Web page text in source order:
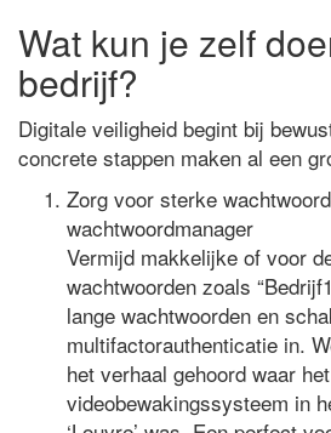
Wat kun je zelf
bedrijf?
Digitale veiligheid begint bij
concrete stappen maken al een
Zorg voor sterke
wachtwoordmanager
Vermijd makkelijke of voor
wachtwoorden zoals
lange wachtwoorden en
multifactorauthenticatie in.
het verhaal gehoord waar
videobewakingssysteem in